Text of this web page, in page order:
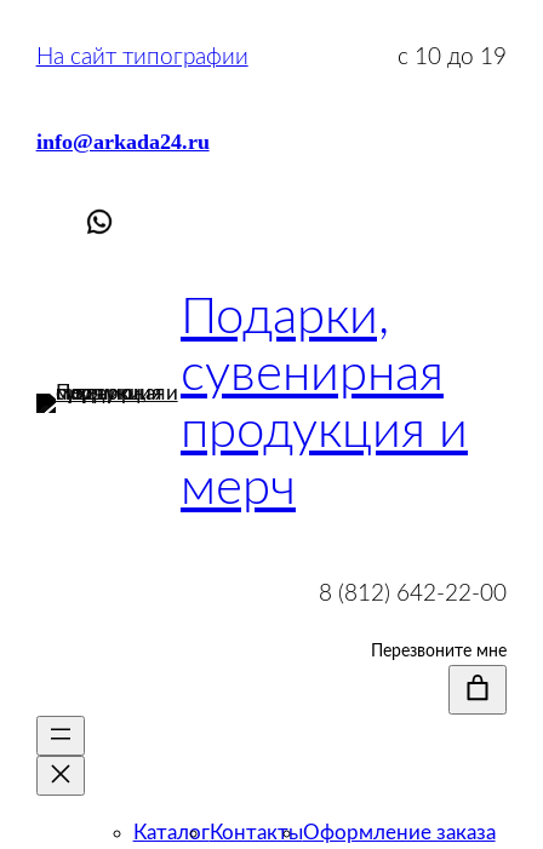
На сайт типографии с 10 до 19
info@arkada24.ru
Подарки,
сувенирная
продукция и
мерч
8 (812) 642-22-00
Перезвоните мне
КаталогКонтактыОформление заказа